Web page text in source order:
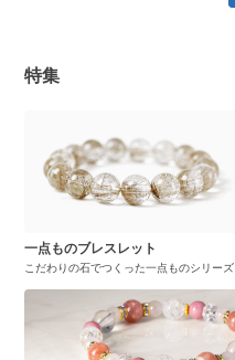
特集
一点ものブレスレット
こだわりの石でつくった一点ものシリーズ